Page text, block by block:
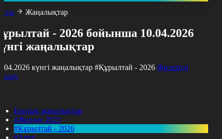
Жаңалықтар
- 2026 бойынша 10.04.2026
жаңалықтар
күнгі жаңалықтар #Құрылтай - 2026 Фильтрді
Барлық жаңалықтар
#Жолдау 2025
#Құрылтай - 2026
#Апта